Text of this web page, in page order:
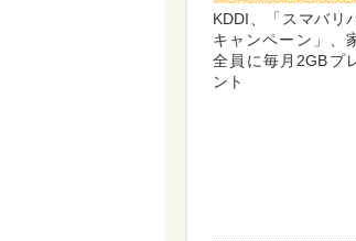
KDDI、「スマバリ
キャンペーン」、
全員に毎月2GBプ
ント